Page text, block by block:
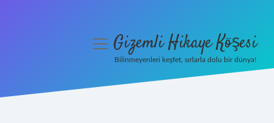
menüyüGizemli Hikaye Köşesi
Bilinmeyenleri keşfet, sırlarla dolu bir dünya!